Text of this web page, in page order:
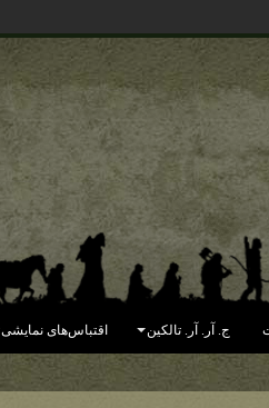
ج. آر. آر. تالکین اقتباس‌های نمایشی